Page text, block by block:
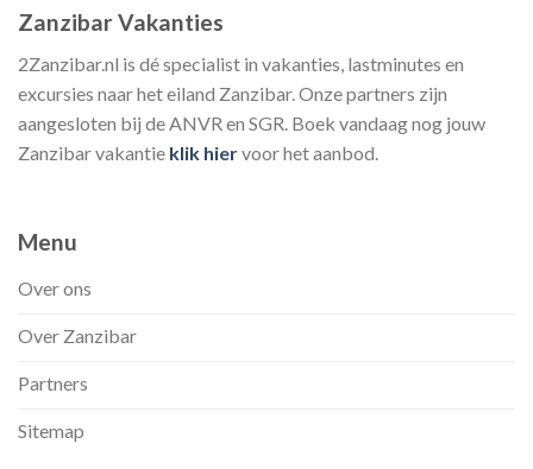
Zanzibar Vakanties
2Zanzibar.nl is dé specialist in vakanties, lastminutes en
excursies naar het eiland Zanzibar. Onze partners zijn
aangesloten bij de ANVR en SGR. Boek vandaag nog jouw
Zanzibar vakantie klik hiervoor het aanbod.
Menu
Over ons
Over Zanzibar
Partners
Sitemap